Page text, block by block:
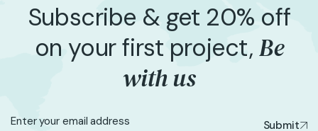
Subscribe & get 20% off
on your first project,Be
with us
Submit